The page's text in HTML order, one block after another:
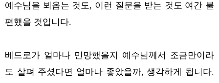
예수님을 뵈옵는 것도, 이런 질문을 받는 것도 여간 불
편했을 것입니다.
베드로가 얼마나 민망했을지 예수님께서 조금만이라
도 살펴 주셨다면 얼마나 좋았을까, 생각하게 됩니다.